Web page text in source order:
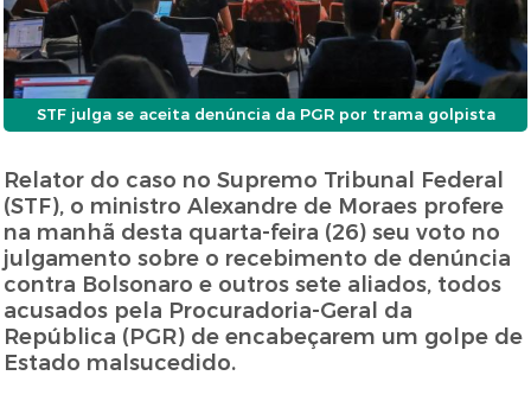
STF julga se aceita denúncia da PGR por trama golpista
Relator do caso no Supremo Tribunal Federal
(STF), o ministro Alexandre de Moraes profere
na manhã desta quarta-feira (26) seu voto no
julgamento sobre o recebimento de denúncia
contra Bolsonaro e outros sete aliados, todos
acusados pela Procuradoria-Geral da
República (PGR) de encabeçarem um golpe de
Estado malsucedido.